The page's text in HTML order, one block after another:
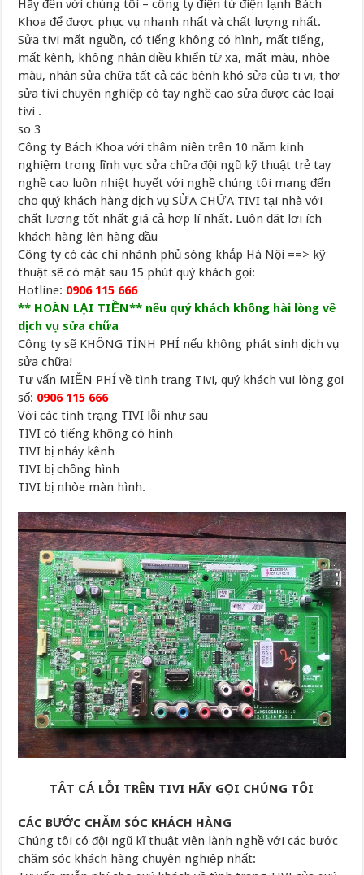
Hãy đến với chúng tôi – công ty điện tử điện lạnh Bách
Khoa để được phục vụ nhanh nhất và chất lượng nhất.
Sửa tivi mất nguồn, có tiếng không có hình, mất tiếng,
mất kênh, không nhận điều khiển từ xa, mất màu, nhòe
màu, nhận sửa chữa tất cả các bệnh khó sửa của ti vi, thợ
sửa tivi chuyên nghiệp có tay nghề cao sửa được các loại
tivi .
so 3
Công ty Bách Khoa với thâm niên trên 10 năm kinh
nghiệm trong lĩnh vực sửa chữa đội ngũ kỹ thuật trẻ tay
nghề cao luôn nhiệt huyết với nghề chúng tôi mang đến
cho quý khách hàng dịch vụ SỬA CHỮA TIVI tại nhà với
chất lượng tốt nhất giá cả hợp lí nhất. Luôn đặt lợi ích
khách hàng lên hàng đầu
Công ty có các chi nhánh phủ sóng khắp Hà Nội ==> kỹ
thuật sẽ có mặt sau 15 phút quý khách gọi:
Hotline: 0906 115 666
** HOÀN LẠI TIỀN** nếu quý khách không hài lòng về
dịch vụ sửa chữa
Công ty sẽ KHÔNG TÍNH PHÍ nếu không phát sinh dịch vụ
sửa chữa!
Tư vấn MIỄN PHÍ về tình trạng Tivi, quý khách vui lòng gọi
số: 0906 115 666
Với các tình trạng TIVI lỗi như sau
TIVI có tiếng không có hình
TIVI bị nhảy kênh
TIVI bị chồng hình
TIVI bị nhòe màn hình.
TẤT CẢ LỖI TRÊN TIVI HÃY GỌI CHÚNG TÔI
CÁC BƯỚC CHĂM SÓC KHÁCH HÀNG
Chúng tôi có đội ngũ kĩ thuật viên lành nghề với các bước
chăm sóc khách hàng chuyên nghiệp nhất: